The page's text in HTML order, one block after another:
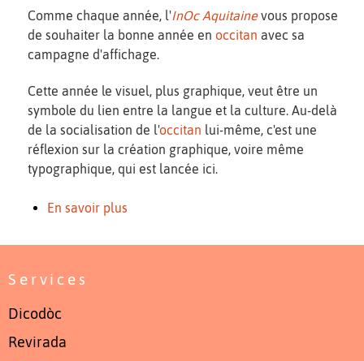
Comme chaque année, l'InOc Aquitainevous propose
de souhaiter la bonne année en occitan avec sa
campagne d'affichage.
Cette année le visuel, plus graphique, veut être un
symbole du lien entre la langue et la culture. Au-delà
de la socialisation de l'occitan lui-même, c'est une
réflexion sur la création graphique, voire même
typographique, qui est lancée ici.
En savoir plus
Services
Dicodòc
Revirada